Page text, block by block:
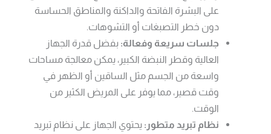
على البشرة الفاتحة والداكنة والمناطق الحساسة
دون خطر التصبغات أو التشوهات.
جلسات سريعة وفعالة: بفضل قدرة الجهاز
العالية وقطر النبضة الكبير، يمكن معالجة مساحات
واسعة من الجسم مثل الساقين أو الظهر في
وقت قصير، مما يوفر على المريض الكثير من
الوقت.
نظام تبريد متطور: يحتوي الجهاز على نظام تبريد